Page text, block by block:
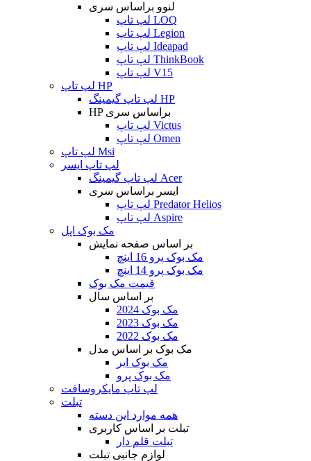
لنوو براساس سری
لپ تاپ LOQ
لپ تاپ Legion
لپ تاپ Ideapad
لپ تاپ ThinkBook
لپ تاپ V15
لپ تاپ HP
لپ تاپ گیمینگ HP
HP براساس سری
لپ تاپ Victus
لپ تاپ Omen
لپ تاپ Msi
لپ تاپ ایسر
لپ تاپ گیمینگ Acer
ایسر براساس سری
لپ تاپ Predator Helios
لپ تاپ Aspire
مک بوک اپل
بر اساس صفحه نمایش
مک بوک پرو 16 اینچ
مک بوک پرو 14 اینچ
قیمت مک بوک
بر اساس سال
مک بوک 2024
مک بوک 2023
مک بوک 2022
مک بوک بر اساس مدل
مک بوک ایر
مک بوک پرو
لپ تاپ مایکروسافت
تبلت
همه موارد این دسته
تبلت بر اساس کاربری
تبلت قلم دار
لوازم جانبی تبلت